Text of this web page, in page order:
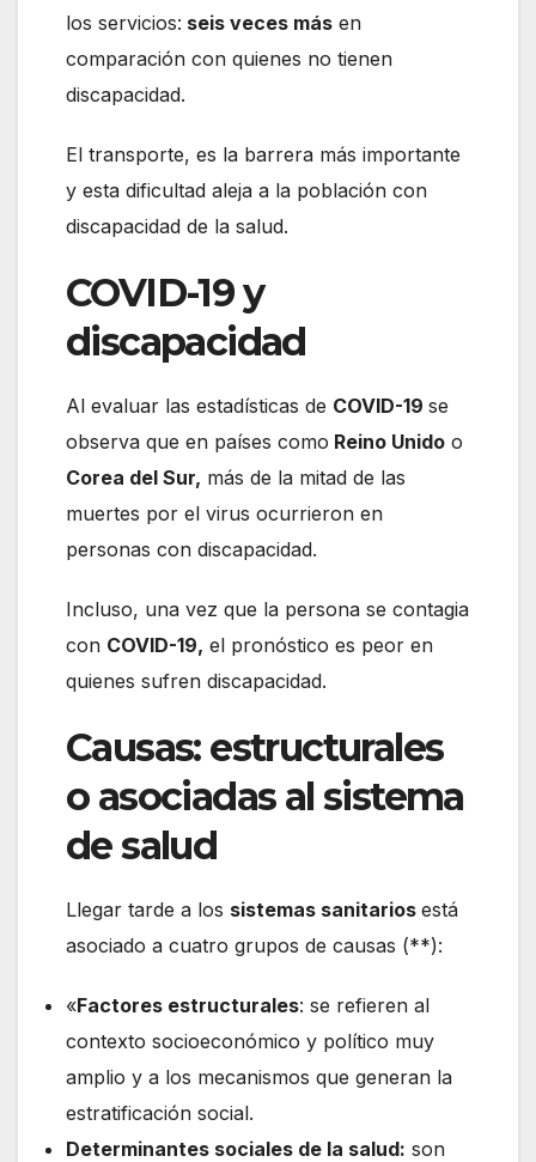
los servicios: seis veces más en
comparación con quienes no tienen
discapacidad.
El transporte, es la barrera más importante
y esta dificultad aleja a la población con
discapacidad de la salud.
COVID-19 y
discapacidad
Al evaluar las estadísticas de COVID-19 se
observa que en países como Reino Unido o
Corea del Sur, más de la mitad de las
muertes por el virus ocurrieron en
personas con discapacidad.
Incluso, una vez que la persona se contagia
con COVID-19, el pronóstico es peor en
quienes sufren discapacidad.
Causas: estructurales
o asociadas al sistema
de salud
Llegar tarde a los sistemas sanitarios está
asociado a cuatro grupos de causas (**):
«Factores estructurales: se refieren al
contexto socioeconómico y político muy
amplio y a los mecanismos que generan la
estratificación social.
Determinantes sociales de la salud: son